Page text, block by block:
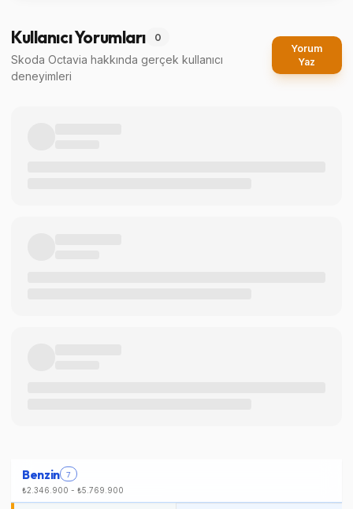
Kullanıcı Yorumları 0
Skoda Octavia hakkında gerçek kullanıcı
deneyimleri
Yorum
Yaz
Benzin 7
₺2.346.900 - ₺5.769.900